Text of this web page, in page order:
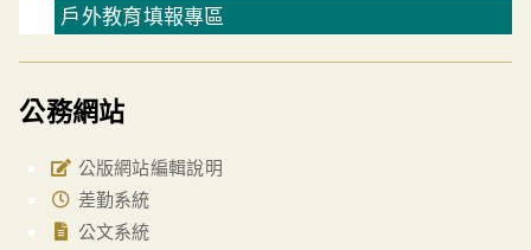
戶外教育填報專區
公務網站
公版網站編輯說明
差勤系統
公文系統